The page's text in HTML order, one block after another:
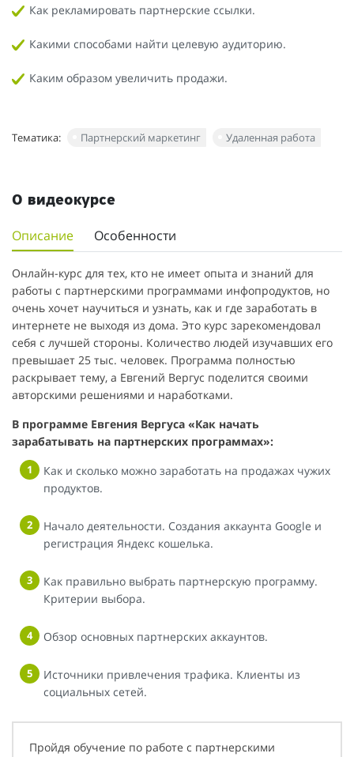
Как рекламировать партнерские ссылки.
Какими способами найти целевую аудиторию.
Каким образом увеличить продажи.
Тематика: Партнерский маркетинг Удаленная работа
О видеокурсе
Описание Особенности
Онлайн-курс для тех, кто не имеет опыта и знаний для
работы с партнерскими программами инфопродуктов, но
очень хочет научиться и узнать, как и где заработать в
интернете не выходя из дома. Это курс зарекомендовал
себя с лучшей стороны. Количество людей изучавших его
превышает 25 тыс. человек. Программа полностью
раскрывает тему, а Евгений Вергус поделится своими
авторскими решениями и наработками.
В программе Евгения Вергуса «Как начать
зарабатывать на партнерских программах»:
Как и сколько можно заработать на продажах чужих
продуктов.
Начало деятельности. Создания аккаунта Google и
регистрация Яндекс кошелька.
Как правильно выбрать партнерскую программу.
Критерии выбора.
Обзор основных партнерских аккаунтов.
Источники привлечения трафика. Клиенты из
социальных сетей.
Пройдя обучение по работе с партнерскими